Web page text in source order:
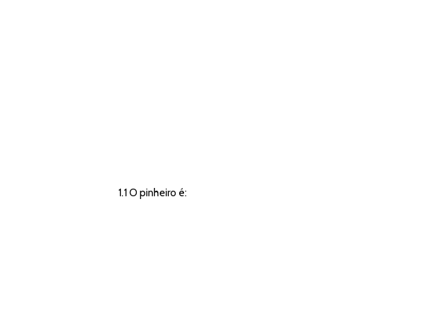
1.1 O pinheiro é: